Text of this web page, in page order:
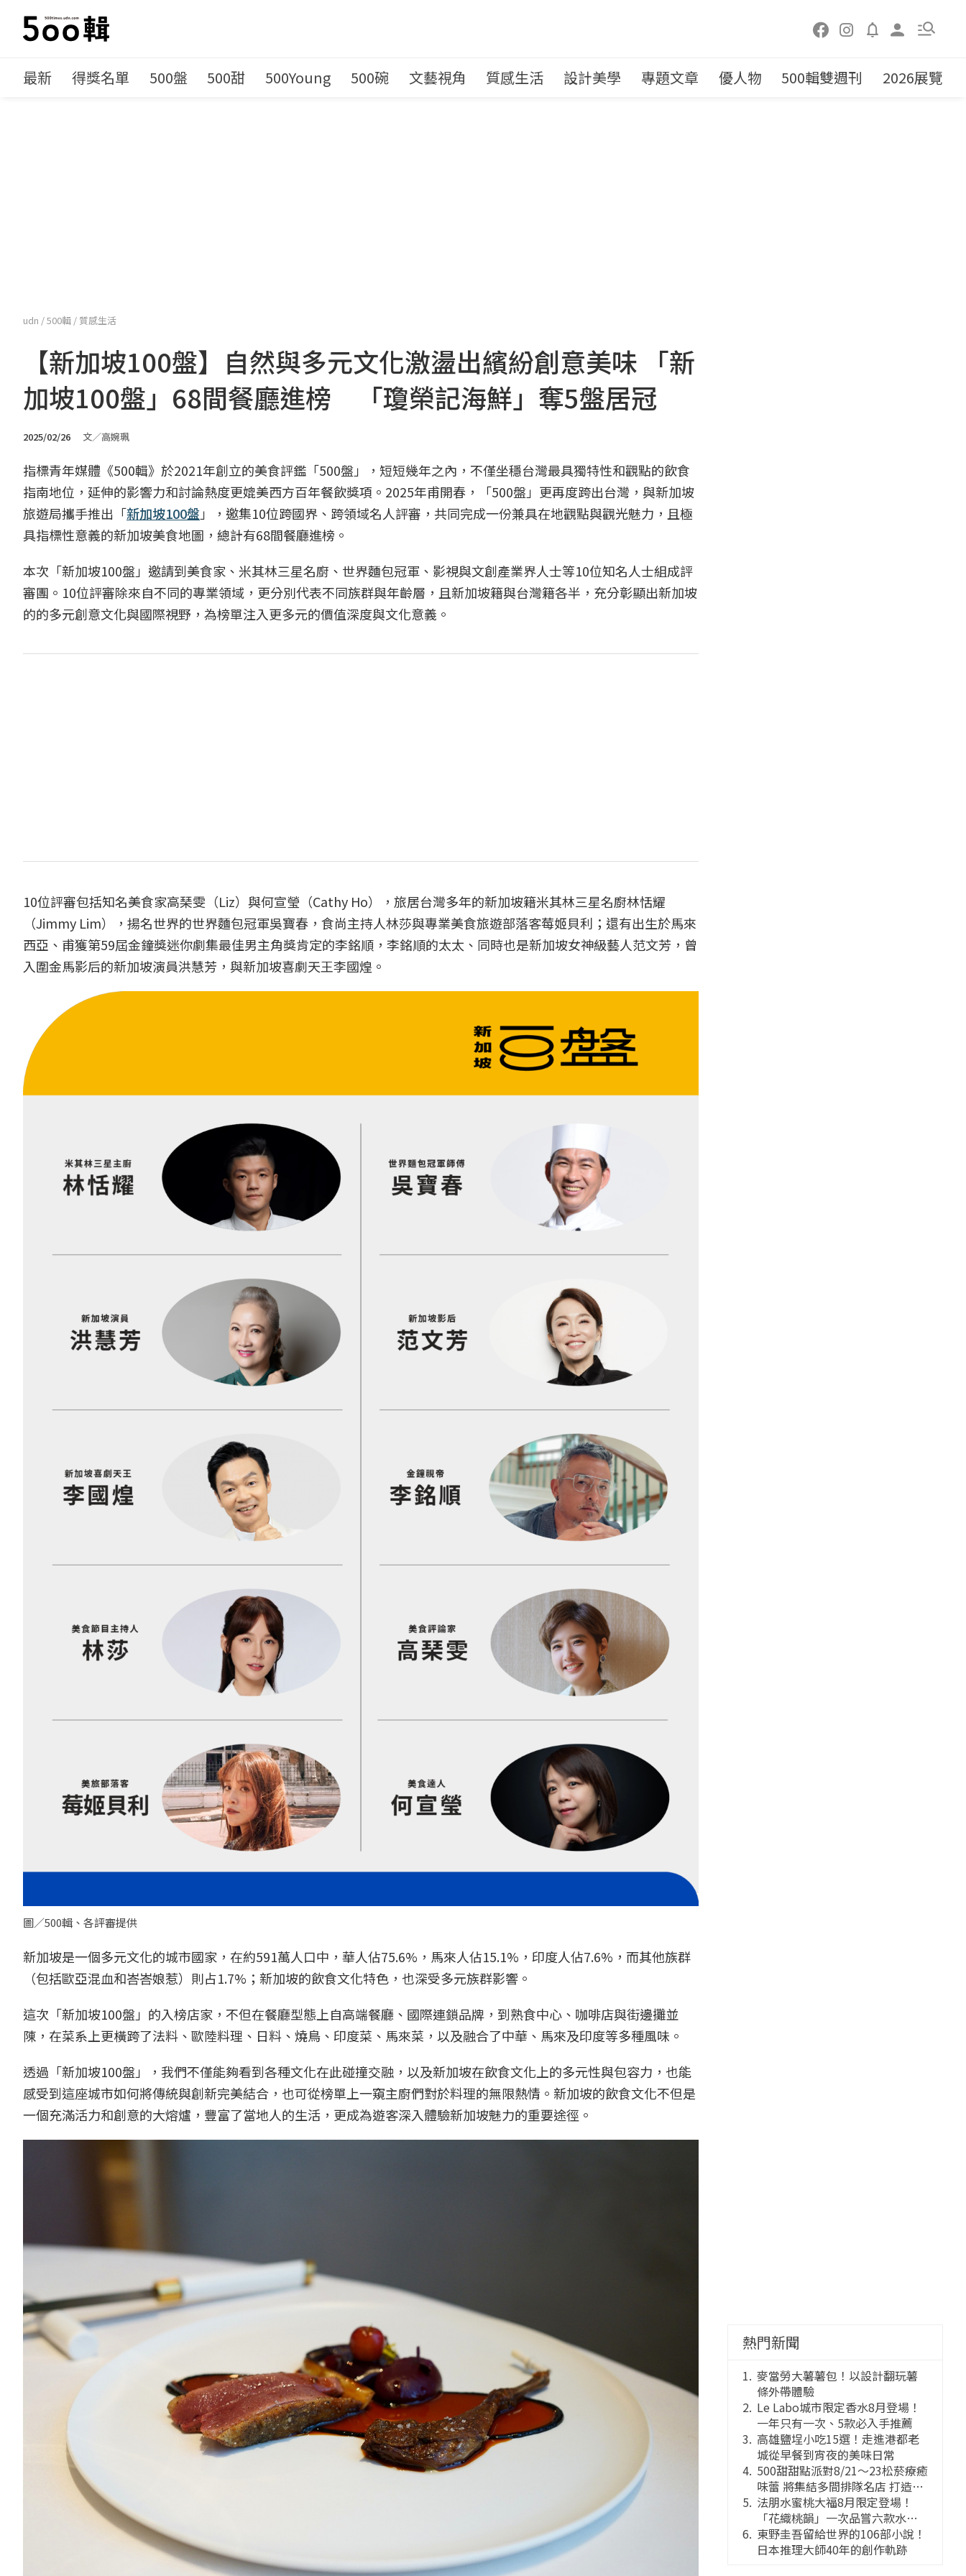
最新 得獎名單 500盤 500甜 500Young 500碗 文藝視角 質感生活 設計美學 專題文章 優人物 500輯雙週刊 2026展覽
udn /500輯 / 質感生活
【新加坡100盤】自然與多元文化激盪出繽紛創意美味 「新
加坡100盤」68間餐廳進榜 「瓊榮記海鮮」奪5盤居冠
2025/02/26 文／高婉珮
指標青年媒體《500輯》於2021年創立的美食評鑑「500盤」，短短幾年之內，不僅坐穩台灣最具獨特性和觀點的飲食
指南地位，延伸的影響力和討論熱度更媲美西方百年餐飲獎項。2025年甫開春，「500盤」更再度跨出台灣，與新加坡
旅遊局攜手推出「新加坡100盤 」，邀集10位跨國界、跨領域名人評審，共同完成一份兼具在地觀點與觀光魅力，且極
具指標性意義的新加坡美食地圖，總計有68間餐廳進榜。
本次「新加坡100盤」邀請到美食家、米其林三星名廚、世界麵包冠軍、影視與文創產業界人士等10位知名人士組成評
審團。10位評審除來自不同的專業領域，更分別代表不同族群與年齡層，且新加坡籍與台灣籍各半，充分彰顯出新加坡
的的多元創意文化與國際視野，為榜單注入更多元的價值深度與文化意義。
10位評審包括知名美食家高琹雯（Liz）與何宣瑩（Cathy Ho），旅居台灣多年的新加坡籍米其林三星名廚林恬耀
（Jimmy Lim），揚名世界的世界麵包冠軍吳寶春，食尚主持人林莎與專業美食旅遊部落客莓姬貝利；還有出生於馬來
西亞、甫獲第59屆金鐘獎迷你劇集最佳男主角獎肯定的李銘順，李銘順的太太、同時也是新加坡女神級藝人范文芳，曾
入圍金馬影后的新加坡演員洪慧芳，與新加坡喜劇天王李國煌。
圖／500輯、各評審提供
新加坡是一個多元文化的城市國家，在約591萬人口中，華人佔75.6%，馬來人佔15.1%，印度人佔7.6%，而其他族群
（包括歐亞混血和峇峇娘惹）則占1.7%；新加坡的飲食文化特色，也深受多元族群影響。
這次「新加坡100盤」的入榜店家，不但在餐廳型態上自高端餐廳、國際連鎖品牌，到熟食中心、咖啡店與街邊攤並
陳，在菜系上更橫跨了法料、歐陸料理、日料、燒鳥、印度菜、馬來菜，以及融合了中華、馬來及印度等多種風味。
透過「新加坡100盤」，我們不僅能夠看到各種文化在此碰撞交融，以及新加坡在飲食文化上的多元性與包容力，也能
感受到這座城市如何將傳統與創新完美結合，也可從榜單上一窺主廚們對於料理的無限熱情。新加坡的飲食文化不但是
一個充滿活力和創意的大熔爐，豐富了當地人的生活，更成為遊客深入體驗新加坡魅力的重要途徑。
熱門新聞
麥當勞大薯薯包！以設計翻玩薯
條外帶體驗
Le Labo城市限定香水8月登場！
一年只有一次、5款必入手推薦
高雄鹽埕小吃15選！走進港都老
城從早餐到宵夜的美味日常
500甜甜點派對8/21～23松菸療癒
味蕾 將集結多間排隊名店 打造靈
感創意的舞台
法朋水蜜桃大福8月限定登場！
「花織桃韻」一次品嘗六款水蜜
桃花果大福
東野圭吾留給世界的106部小說！
日本推理大師40年的創作軌跡